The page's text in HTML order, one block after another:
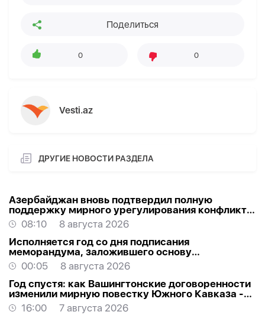
Поделиться
0 0
Vesti.az
ДРУГИЕ НОВОСТИ РАЗДЕЛА
Азербайджан вновь подтвердил полную
поддержку мирного урегулирования конфликта
в Грузии
08:10
8 августа 2026
Исполняется год со дня подписания
меморандума, заложившего основу
стратегического партнерства Азербайджана и
США00:05
8 августа 2026
Год спустя: как Вашингтонские договоренности
изменили мирную повестку Южного Кавказа -
ВЗГЛЯД
16:00
7 августа 2026